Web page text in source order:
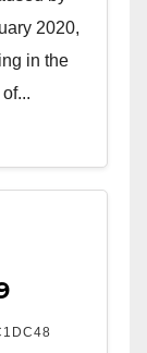
2020,
in the